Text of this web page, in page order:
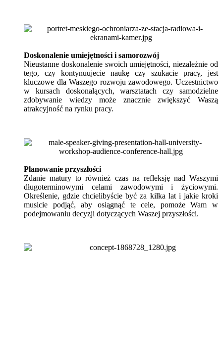
Doskonalenie umiejętności i samorozwój
Nieustanne doskonalenie swoich umiejętności, niezależnie od
tego, czy kontynuujecie naukę czy szukacie pracy, jest
kluczowe dla Waszego rozwoju zawodowego. Uczestnictwo
w kursach doskonalących, warsztatach czy samodzielne
zdobywanie wiedzy może znacznie zwiększyć Waszą
atrakcyjność na rynku pracy.
Planowanie przyszłości
Zdanie matury to również czas na refleksję nad Waszymi
długoterminowymi celami zawodowymi i życiowymi.
Określenie, gdzie chcielibyście być za kilka lat i jakie kroki
musicie podjąć, aby osiągnąć te cele, pomoże Wam w
podejmowaniu decyzji dotyczących Waszej przyszłości.